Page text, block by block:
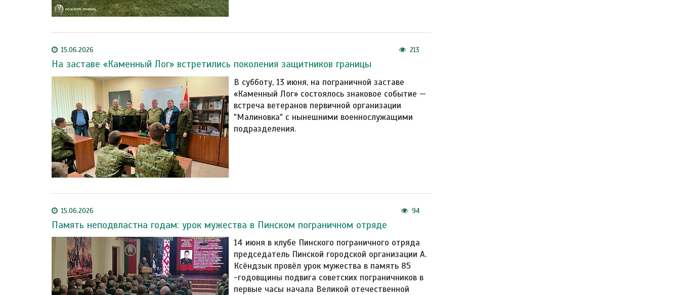
15.06.2026 213
На заставе «Каменный Лог» встретились поколения защитников границы
В субботу, 13 июня, на пограничной заставе
«Каменный Лог» состоялось знаковое событие —
встреча ветеранов первичной организации
"Малиновка" с нынешними военнослужащими
подразделения.
15.06.2026 94
Память неподвластна годам: урок мужества в Пинском пограничном отряде
14 июня в клубе Пинского пограничного отряда
председатель Пинской городской организации А.
Ксёндзык провёл урок мужества в память 85
-годовщины подвига советских пограничников в
первые часы начала Великой отечественной